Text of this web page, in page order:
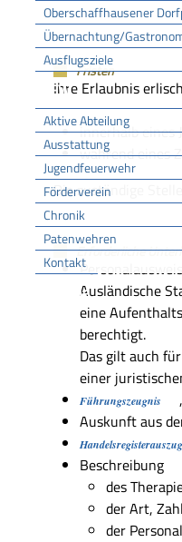
Oberschaffhausener
Übernachtung/
Ausflugsziele
FFW
Aktive Abteilung
Ausstattung
Jugendfeuerwehr
Förderverein
Chronik
Patenwehren
Kontakt
Vereine
Fristen
Ihre Erlaubnis
innerhalb eines
während eines
Die zuständige
Erforderliche
Ausländische
eine
berechtigt.
Das gilt auch
einer
Führungszeugnis
Auskunft aus
Handelsregisterauszug
Beschreibung
des
der Art,
der